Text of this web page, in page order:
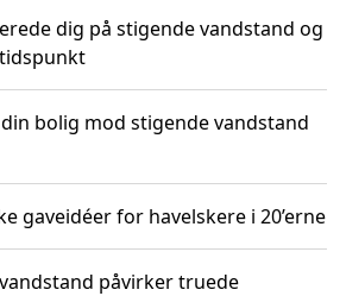
dig på stigende vandstand og
bolig mod stigende vandstand
gaveidéer for havelskere i 20’erne
påvirker truede